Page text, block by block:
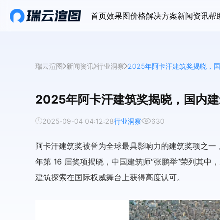
首页效果图价格解决方案新闻资讯帮
瑞云渲图 新闻资讯 行业洞察 2025年阿卡汗建筑奖揭晓，
2025年阿卡汗建筑奖揭晓，国内
2025-09-04 04:12:28行业洞察 630
阿卡汗建筑奖被誉为全球最具影响力的建筑奖项之
年第 16 届奖项揭晓，中国建筑师“张鹏举”荣列其中
建筑探索在国际权威舞台上获得高度认可。